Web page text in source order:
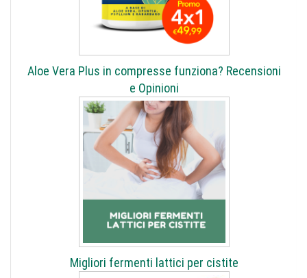
Aloe Vera Plus in compresse funziona? Recensioni
e Opinioni
Migliori fermenti lattici per cistite